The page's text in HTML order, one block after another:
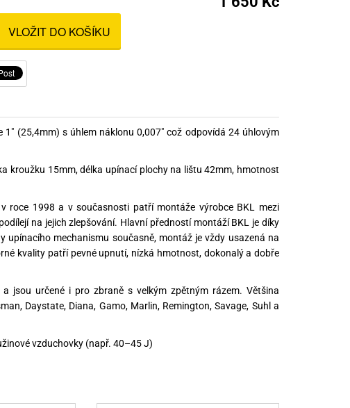
Ochranné prostředky
Rowan Engineering
Bipody, stolice a vaky
Svítilny
VLOŽIT DO KOŠÍKU
(25,4mm) s úhlem náklonu 0,007" což odpovídá 24 úhlovým
kroužku 15mm, délka upínací plochy na lištu 42mm, hmotnost
roce 1998 a v současnosti patří montáže výrobce BKL mezi
na jejich zlepšování. Hlavní předností montáží BKL je díky
mechanismu současně, montáž je vždy usazená na
kvality patří pevné upnutí, nízká hmotnost, dokonalý a dobře
jsou určené i pro zbraně s velkým zpětným rázem. Většina
Daystate, Diana, Gamo, Marlin, Remington, Savage, Suhl a
vzduchovky (např. 40–45 J)